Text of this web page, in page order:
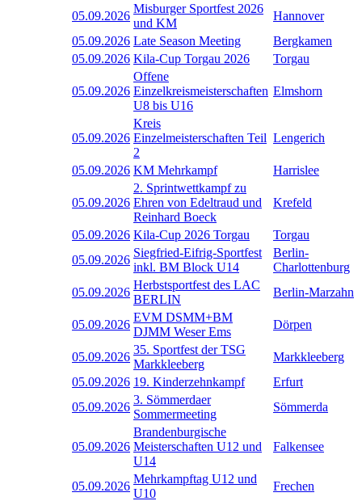
05.09.2026
Misburger Sportfest 2026
und KM
Hannover
05.09.2026 Late Season Meeting
Bergkamen
05.09.2026 Kila-Cup Torgau 2026 Torgau
05.09.2026
Offene
Einzelkreismeisterschaften
U8 bis U16
Elmshorn
05.09.2026
Kreis
Einzelmeisterschaften Teil
2
Lengerich
05.09.2026 KM Mehrkampf Harrislee
05.09.2026
2. Sprintwettkampf zu
Ehren von Edeltraud und
Reinhard Boeck
Krefeld
05.09.2026 Kila-Cup 2026 Torgau
Torgau
05.09.2026
Siegfried-Eifrig-Sportfest
inkl. BM Block U14
Berlin-
Charlottenburg
05.09.2026
Herbstsportfest des LAC
BERLIN
Berlin-Marzahn
05.09.2026
EVM DSMM+BM
DJMM Weser Ems
Dörpen
05.09.2026
35. Sportfest der TSG
Markkleeberg
Markkleeberg
05.09.2026 19. Kinderzehnkampf
Erfurt
05.09.2026
3. Sömmerdaer
Sommermeeting
Sömmerda
05.09.2026
Brandenburgische
Meisterschaften U12 und
U14
Falkensee
05.09.2026
Mehrkampftag U12 und
U10
Frechen